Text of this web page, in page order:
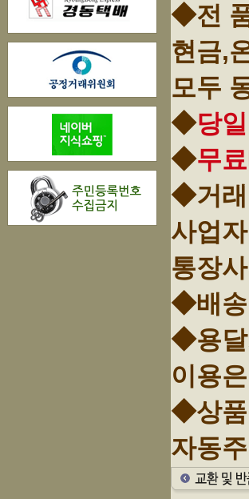
◆전
현금,
모두
◆당
◆무
◆거래
사업
통장
◆배송
◆용달
이용
◆상품
자동